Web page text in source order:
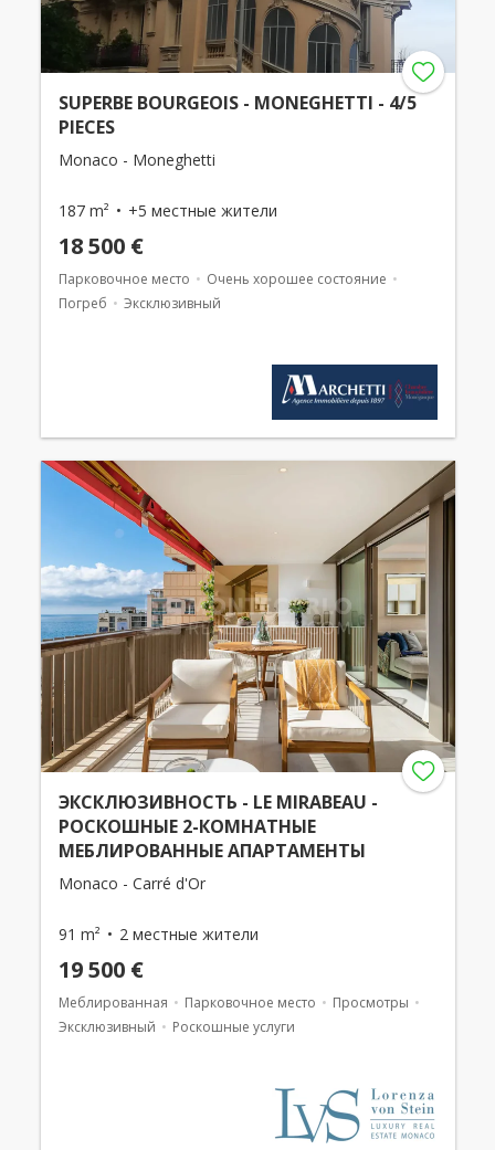
SUPERBE BOURGEOIS - MONEGHETTI - 4/5
PIECES
Monaco - Moneghetti
187 m² +5 местные жители
18 500 €
Парковочное место
Очень хорошее состояние
Погреб
Эксклюзивный
ЭКСКЛЮЗИВНОСТЬ - LE MIRABEAU -
РОСКОШНЫЕ 2-КОМНАТНЫЕ
МЕБЛИРОВАННЫЕ АПАРТАМЕНТЫ
Monaco - Carré d'Or
91 m² 2 местные жители
19 500 €
Меблированная Парковочное место
Просмотры
Эксклюзивный
Роскошные услуги